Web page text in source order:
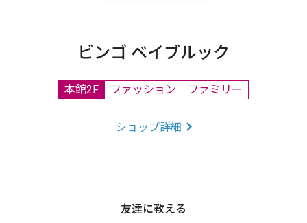
ビンゴ ベイブルック
本館2F ファッション ファミリー
ショップ詳細
友達に教える